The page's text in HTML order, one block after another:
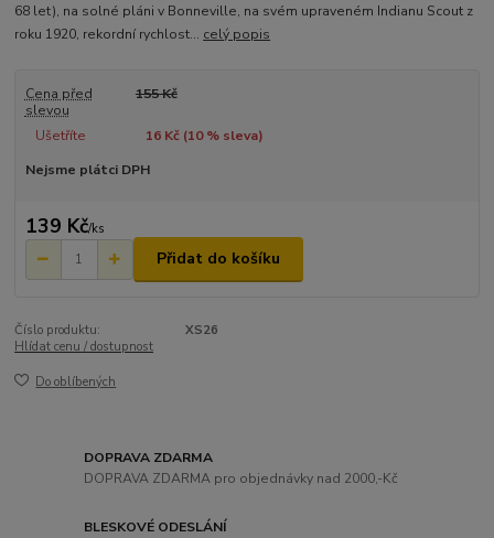
68 let), na solné pláni v Bonneville, na svém upraveném Indianu Scout z
roku 1920, rekordní rychlost... celý popis
Cena před
slevou
155 Kč
Ušetříte 16 Kč (10% sleva)
Nejsme plátci DPH
139 Kč/ks
Přidat do košíku
Číslo produktu:
XS26
Hlídat cenu / dostupnost
Do oblíbených
DOPRAVA ZDARMA
DOPRAVA ZDARMA pro objednávky nad 2000,-Kč
BLESKOVÉ ODESLÁNÍ